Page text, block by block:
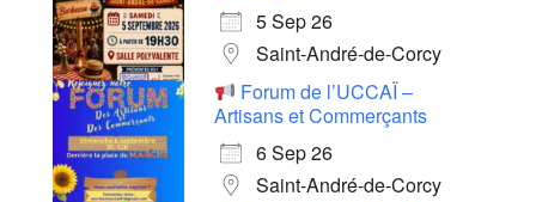
5 Sep 26
Saint-André-de-Corcy
Forum de l’UCCAÏ –
Artisans et Commerçants
6 Sep 26
Saint-André-de-Corcy